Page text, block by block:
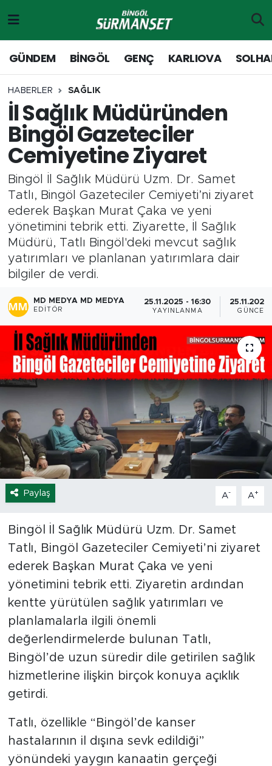
GÜNDEM BİNGÖL GENÇ KARLIOVA
HABERLER SAĞLIK
İl Sağlık Müdüründen
Bingöl Gazeteciler
Cemiyetine Ziyaret
Bingöl İl Sağlık Müdürü Uzm. Dr. Samet
Tatlı, Bingöl Gazeteciler Cemiyeti’ni ziyaret
ederek Başkan Murat Çaka ve yeni
yönetimini tebrik etti. Ziyarette, İl Sağlık
Müdürü, Tatlı Bingöl'deki mevcut sağlık
yatırımları ve planlanan yatırımlara dair
bilgiler de verdi.
MD MEDYA MD MEDYA
EDITÖR
25.11.2025 - 16:30
YAYINLANMA
25.11.2025
Paylaş A- A+
Bingöl İl Sağlık Müdürü Uzm. Dr. Samet
Tatlı, Bingöl Gazeteciler Cemiyeti’ni ziyaret
ederek Başkan Murat Çaka ve yeni
yönetimini tebrik etti. Ziyaretin ardından
kentte yürütülen sağlık yatırımları ve
planlamalarla ilgili önemli
değerlendirmelerde bulunan Tatlı,
Bingöl’de uzun süredir dile getirilen sağlık
hizmetlerine ilişkin birçok konuya açıklık
getirdi.
Tatlı, özellikle “Bingöl’de kanser
hastalarının il dışına sevk edildiği”
yönündeki yaygın kanaatin gerçeği
Genç
Solhan
Karlıova
Adaklı-Kiğı
Yayladere-Yedisu
MD Prestij Dergisi
Siyaset
Yaşam
Sağlık
Eğitim
Ekonomi
Hava Durumu
Tavz Der
Merkez Hava Durumu
Merkez Trafik Yoğunluk Haritası
Süper Lig Puan Durumu ve Fikstür
Tüm Manşetler
Son Dakika Haberleri
Haber Arşivi